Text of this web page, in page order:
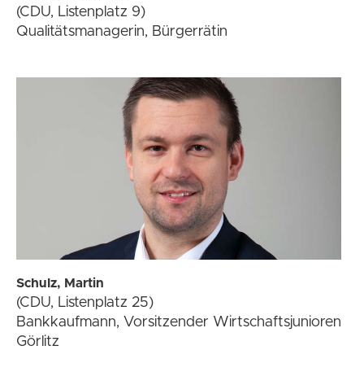
(CDU, Listenplatz 9)
Qualitätsmanagerin, Bürgerrätin
Schulz, Martin
(CDU, Listenplatz 25)
Bankkaufmann, Vorsitzender Wirtschaftsjunioren
Görlitz